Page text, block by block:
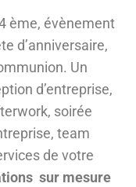
ème, évènement
d’anniversaire,
Un
d’entreprise,
soirée
team
de votre
sur mesure